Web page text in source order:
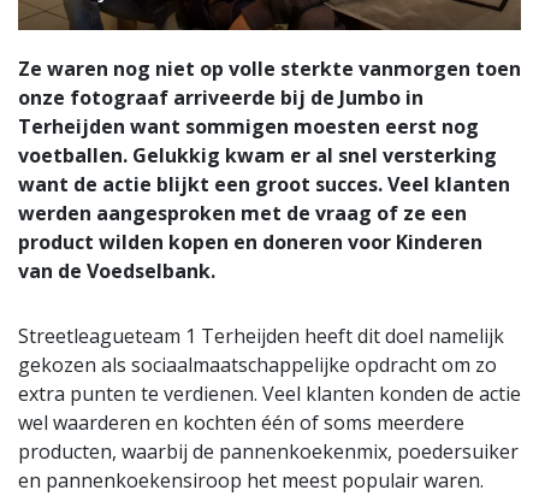
Ze waren nog niet op volle sterkte vanmorgen toen
onze fotograaf arriveerde bij de Jumbo in
Terheijden want sommigen moesten eerst nog
voetballen. Gelukkig kwam er al snel versterking
want de actie blijkt een groot succes. Veel klanten
werden aangesproken met de vraag of ze een
product wilden kopen en doneren voor Kinderen
van de Voedselbank.
Streetleagueteam 1 Terheijden heeft dit doel namelijk
gekozen als sociaalmaatschappelijke opdracht om zo
extra punten te verdienen. Veel klanten konden de actie
wel waarderen en kochten één of soms meerdere
producten, waarbij de pannenkoekenmix, poedersuiker
en pannenkoekensiroop het meest populair waren.